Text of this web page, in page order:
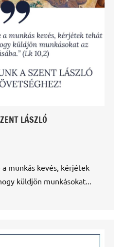
LÁSZLÓ
munkás kevés, kérjétek
küldjön munkásokat...